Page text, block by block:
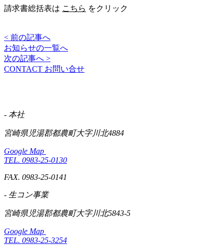
請求書総括表は こちら をクリック
< 前の記事へ
お知らせの一覧へ
次の記事へ >
CONTACT お問い合せ
- 本社
宮崎県児湯郡都農町大字川北4884
Google Map
TEL. 0983-25-0130
FAX. 0983-25-0141
- 生コン事業
宮崎県児湯郡都農町大字川北5843-5
Google Map
TEL. 0983-25-3254